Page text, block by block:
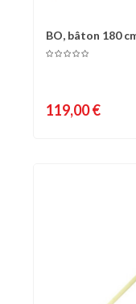
Comparer
BO, bâton 180
Chêne...
119,00 €